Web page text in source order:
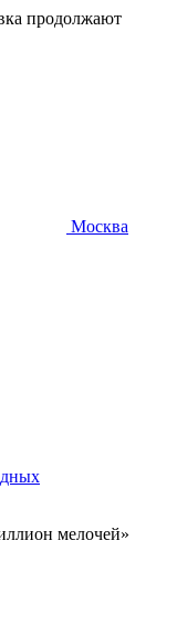
продолжают
Москва
мелочей»